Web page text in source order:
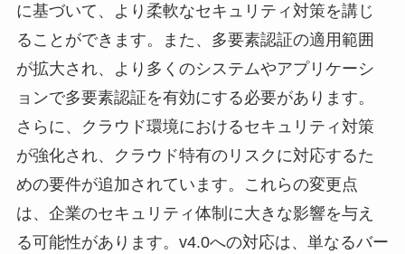
に基づいて、より柔軟なセキュリティ対策を講じ
ることができます。また、多要素認証の適用範囲
が拡大され、より多くのシステムやアプリケーシ
ョンで多要素認証を有効にする必要があります。
さらに、クラウド環境におけるセキュリティ対策
が強化され、クラウド特有のリスクに対応するた
めの要件が追加されています。これらの変更点
は、企業のセキュリティ体制に大きな影響を与え
る可能性があります。v4.0への対応は、単なるバー